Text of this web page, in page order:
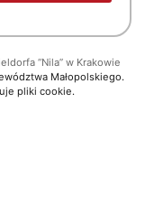
“Nila” w Krakowie
Małopolskiego.
pliki cookie.